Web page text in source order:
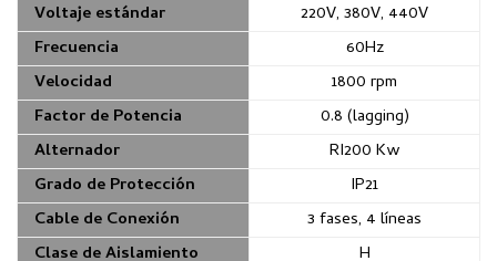
Voltaje estándar
220V, 380V, 440V
Frecuencia
60Hz
Velocidad
1800 rpm
Factor de Potencia
0.8 (lagging)
Alternador
RI200 Kw
Grado de Protección
IP21
Cable de Conexión
3 fases, 4 líneas
Clase de Aislamiento
H